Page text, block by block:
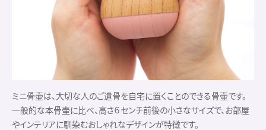
ミニ骨壷は、大切な人のご遺骨を自宅に置くことのできる骨壷です。
一般的な本骨壷に比べ、高さ６センチ前後の小さなサイズで、お部屋
やインテリアに馴染むおしゃれなデザインが特徴です。